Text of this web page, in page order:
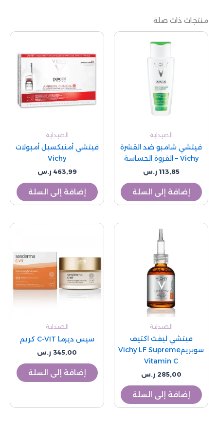
منتجات ذات صلة
الصيدلية
فيتشي شامبو ضد القشرة
Vichy – الفروة الحساسة
113,85 ر.س
إضافة إلى السلة
الصيدلية
فيتشي أمنيكسيل أمبولات
Vichy
463,99 ر.س
إضافة إلى السلة
الصيدلية
فيتشي ليفت اكتيف
سوبريمVichy LF Supreme
Vitamin C
285,00 ر.س
إضافة إلى السلة
الصيدلية
سيس ديرما C-VIT كريم
345,00 ر.س
إضافة إلى السلة